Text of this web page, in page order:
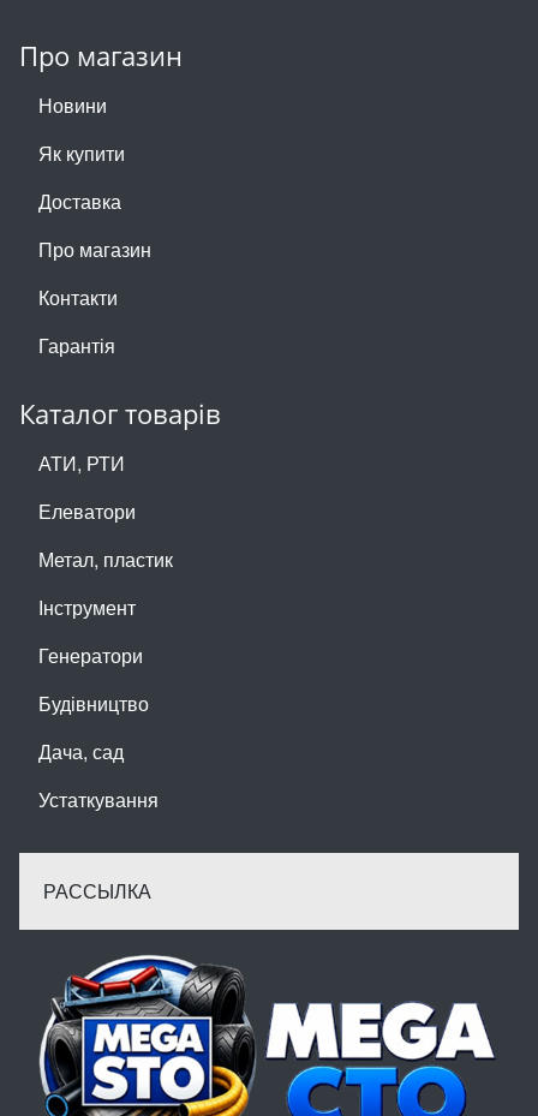
Про магазин
Новини
Як купити
Доставка
Про магазин
Контакти
Гарантія
Каталог товарів
АТИ, РТИ
Елеватори
Метал, пластик
Інструмент
Генератори
Будівництво
Дача, сад
Устаткування
РАССЫЛКА